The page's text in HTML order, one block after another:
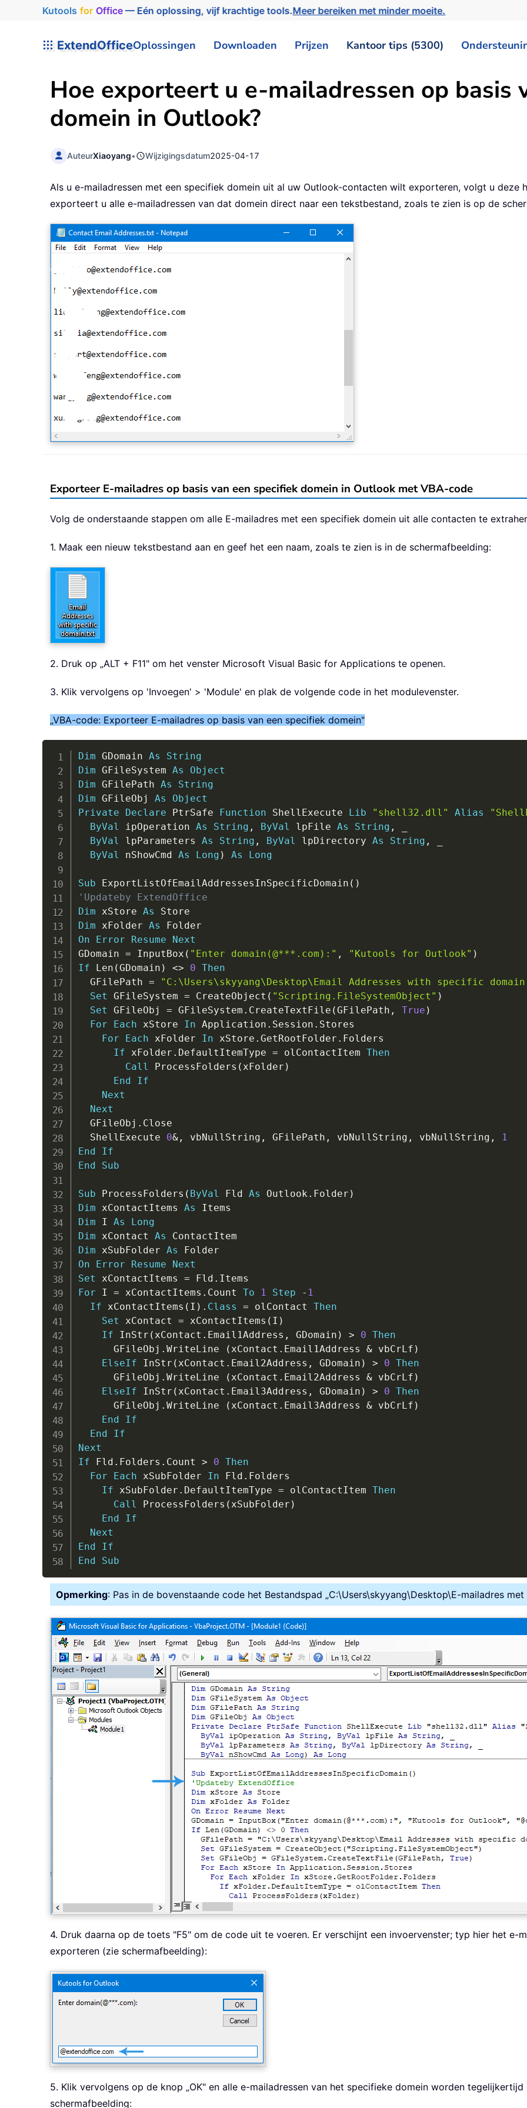
Kutools for Office— Eén oplossing, vijf krachtige tools.Meer bereiken met minder moeite.
ExtendOfficeOplossingen Downloaden Prijzen Kantoor tips (5300)
Hoe exporteert u e-mailadressen op basis
domein in Outlook?
AuteurXiaoyang• Wijzigingsdatum2025-04-17
Als u e-mailadressen met een specifiek domein uit al uw Outlook-contacten wilt exporteren, volgt u deze
exporteert u alle e-mailadressen van dat domein direct naar een tekstbestand, zoals te zien is op de
Exporteer E-mailadres op basis van een specifiek domein in Outlook met VBA-code
Volg de onderstaande stappen om alle E-mailadres met een specifiek domein uit alle contacten te
1. Maak een nieuw tekstbestand aan en geef het een naam, zoals te zien is in de schermafbeelding:
2. Druk op „ALT + F11" om het venster Microsoft Visual Basic for Applications te openen.
3. Klik vervolgens op 'Invoegen' > 'Module' en plak de volgende code in het modulevenster.
„VBA-code: Exporteer E-mailadres op basis van een specifiek domein"
Dim GDomain As
String
Dim GFileSystem As
Object
Dim GFilePath As
String
Dim GFileObj As
Object
Private
Declare PtrSafe Function ShellExecute Lib "shell32.dll" Alias
ByVal ipOperation As String , ByVal lpFile As String ,
ByVal lpParameters As String , ByVal lpDirectory As String ,
ByVal nShowCmd As Long ) As Long
Sub ExportListOfEmailAddressesInSpecificDomain ( )
'Updateby ExtendOffice
Dim xStore As
Dim xFolder As
On
Error Resume
Next
GDomain = InputBox ( "Enter domain(@***.com):" , "Kutools for Outlook" )
If Len (GDomain ) <> 0 Then
  GFilePath
=
"C:\Users\skyyang\Desktop\Email Addresses with specific
Set GFileSystem = CreateObject ( "Scripting.FileSystemObject" )
Set GFileObj = GFileSystem . CreateTextFile (GFilePath , True )
For
Each xStore In Application . Session . Stores
For
Each xFolder In xStore . GetRootFolder . Folders
If xFolder . DefaultItemType = olContactItem Then
Call ProcessFolders ( xFolder )
End
If
Next
Next
  GFileObj
. Close
  ShellExecute
0&, vbNullString , GFilePath , vbNullString , vbNullString ,
1
End
If
End
Sub
Sub ProcessFolders ( ByVal Fld As Outlook . Folder )
Dim xContactItems As
Dim I As
Long
Dim xContact As
Dim xSubFolder As
On
Error Resume
Next
Set xContactItems = Fld .
For I = xContactItems . Count To 1 Step - 1
If xContactItems ( I ) . Class = olContact Then
Set xContact = xContactItems ( I )
If InStr ( xContact . Email1Address , GDomain ) > 0 Then
      GFileObj
. WriteLine ( xContact . Email1Address & vbCrLf )
ElseIf InStr ( xContact . Email2Address , GDomain ) > 0 Then
      GFileObj
. WriteLine ( xContact . Email2Address & vbCrLf )
ElseIf InStr ( xContact . Email3Address , GDomain ) > 0 Then
      GFileObj
. WriteLine ( xContact . Email3Address & vbCrLf )
End
If
End
If
Next
If Fld . Folders . Count > 0 Then
For
Each xSubFolder In Fld . Folders
If xSubFolder . DefaultItemType = olContactItem Then
Call ProcessFolders ( xSubFolder )
End
If
Next
End
If
End
Sub
Opmerking: Pas in de bovenstaande code het Bestandspad „C:\Users\skyyang\Desktop\E-mailadres
4. Druk daarna op de toets "F5" om de code uit te voeren. Er verschijnt een invoervenster; typ hier het e-
exporteren (zie schermafbeelding):
5. Klik vervolgens op de knop „OK" en alle e-mailadressen van het specifieke domein worden
schermafbeelding: